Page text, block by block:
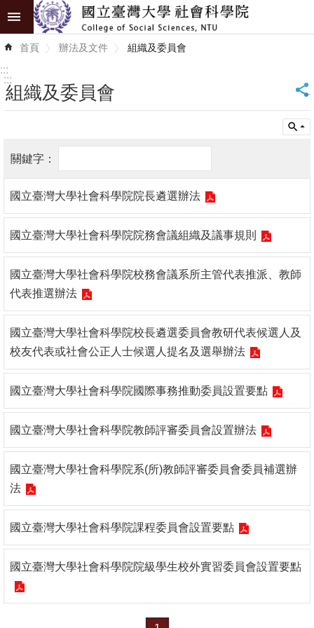
跳到主要內容區塊
進
階
學
學
術
單
位
研
究
消
息
告
國
際
化
高
深
耕
辦
法
首頁 辦法及文件 組織及委員會
:::
:::
組織及委員會 _
國立臺灣大學社會科學院院長遴選辦法
國立臺灣大學社會科學院院務會議組織及議事規則
國立臺灣大學社會科學院校務會議系所主管代表推派、教師
代表推選辦法
國立臺灣大學社會科學院校長遴選委員會教研代表候選人及
校友代表或社會公正人士候選人提名及選舉辦法
國立臺灣大學社會科學院國際事務推動委員設置要點
國立臺灣大學社會科學院教師評審委員會設置辦法
國立臺灣大學社會科學院系(所)教師評審委員會委員補選辦
法
國立臺灣大學社會科學院課程委員會設置要點
國立臺灣大學社會科學院院級學生校外實習委員會設置要點